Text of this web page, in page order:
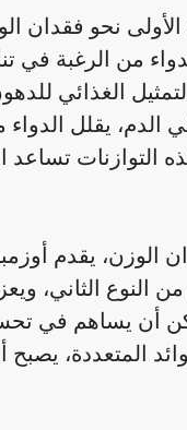
نحو فقدان
من الرغبة في
الغذائي
الدم، يقلل
الوزن، يقدم
الثاني،
أن يساهم في
المتعددة، يصبح